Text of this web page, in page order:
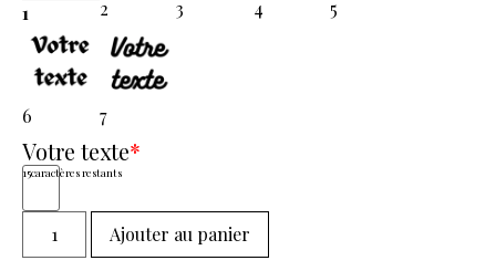
1 2 3 4 5
6 7
*
Votre texte
15caractères restants
Ajouter au panier